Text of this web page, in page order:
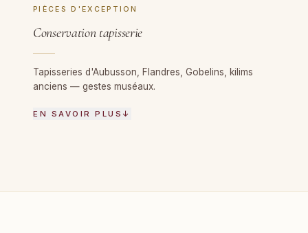
PIÈCES D'EXCEPTION
Conservation tapisserie
Tapisseries d'Aubusson, Flandres, Gobelins, kilims
anciens — gestes muséaux.
EN SAVOIR PLUS ↓